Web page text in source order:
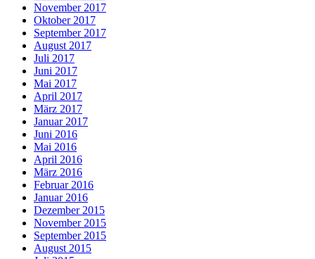
November 2017
Oktober 2017
September 2017
August 2017
Juli 2017
Juni 2017
Mai 2017
April 2017
März 2017
Januar 2017
Juni 2016
Mai 2016
April 2016
März 2016
Februar 2016
Januar 2016
Dezember 2015
November 2015
September 2015
August 2015